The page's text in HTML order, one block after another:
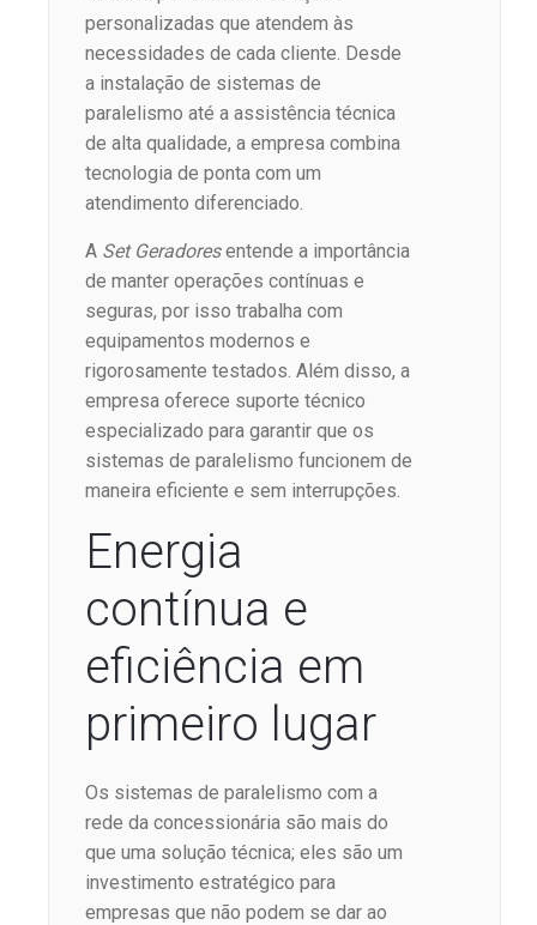
personalizadas que atendem às
necessidades de cada cliente. Desde
a instalação de sistemas de
paralelismo até a assistência técnica
de alta qualidade, a empresa combina
tecnologia de ponta com um
atendimento diferenciado.
A Set Geradoresentende a importância
de manter operações contínuas e
seguras, por isso trabalha com
equipamentos modernos e
rigorosamente testados. Além disso, a
empresa oferece suporte técnico
especializado para garantir que os
sistemas de paralelismo funcionem de
maneira eficiente e sem interrupções.
Energia
contínua e
eficiência em
primeiro lugar
Os sistemas de paralelismo com a
rede da concessionária são mais do
que uma solução técnica; eles são um
investimento estratégico para
empresas que não podem se dar ao